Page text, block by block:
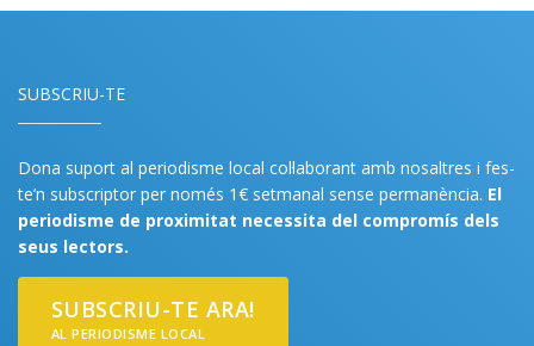
SUBSCRIU-TE
Dona suport al periodisme local col·laborant amb nosaltres i fes-
te’n subscriptor per només 1€ setmanal sense permanència. El
periodisme de proximitat necessita del compromís dels
seus lectors.
SUBSCRIU-TE ARA!
AL PERIODISME LOCAL